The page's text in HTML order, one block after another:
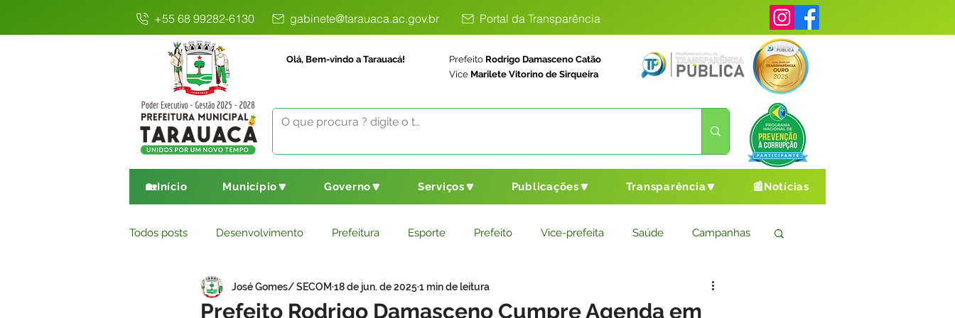
+55 68 99282-6130 gabinete@tarauaca.ac.gov.br Portal da Transparência
Olá, Bem-vindo a Tarauacá! Prefeito Rodrigo Damasceno Catão
Vice Marilete Vitorino de Sirqueira
🏡Início Município🔽 Governo🔽 Serviços🔽 Publicações🔽 Transparência🔽 📰Notícias
Todos posts Desenvolvimento Prefeitura Esporte Prefeito Vice-prefeita Saúde Campanhas
Comunicado Educação Saneamento Básico Cultura e Esporte
Prefeito Rodrigo Damasceno Cumpre Agenda em
José Gomes/ SECOM 18 de jun. de 20251 min de leitura